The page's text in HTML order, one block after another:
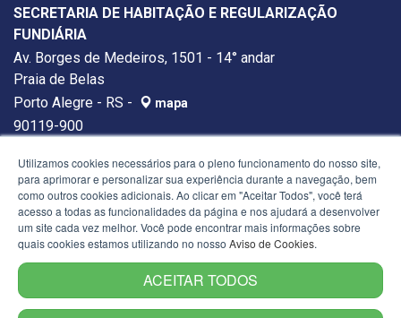
SECRETARIA DE HABITAÇÃO E REGULARIZAÇÃO
FUNDIÁRIA
Av. Borges de Medeiros, 1501 - 14° andar
Praia de Belas
Porto Alegre - RS -
mapa
90119-900
Utilizamos cookies necessários para o pleno funcionamento do nosso site,
para aprimorar e personalizar sua experiência durante a navegação, bem
como outros cookies adicionais. Ao clicar em "Aceitar Todos", você terá
acesso a todas as funcionalidades da página e nos ajudará a desenvolver
um site cada vez melhor. Você pode encontrar mais informações sobre
quais cookies estamos utilizando no nosso Aviso de Cookies.
ACEITAR TODOS